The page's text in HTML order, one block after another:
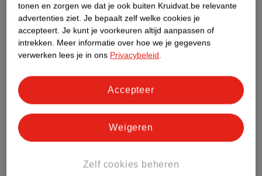
Etiketinformatie
Nature Impact Score
Dit product heeft (nog) geen Nature
Impact Score.
tonen en zorgen we dat je ook buiten Kruidvat.be relevante
advertenties ziet. Je bepaalt zelf welke cookies je
accepteert. Je kunt je voorkeuren altijd aanpassen of
intrekken. Meer informatie over hoe we je gegevens
verwerken lees je in ons Privacybeleid.
Zelf cookies beheren
Weigeren
Accepteer